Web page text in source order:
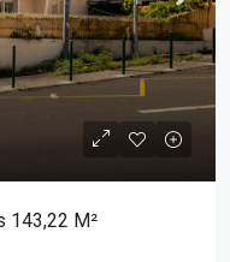
143,22 M²